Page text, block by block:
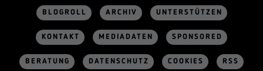
BLOGROLL ARCHIV UNTERSTÜTZEN
KONTAKT MEDIADATEN SPONSORED
BERATUNG DATENSCHUTZ COOKIES RSS